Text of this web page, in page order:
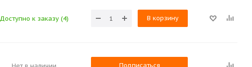
Доступно к заказу (4) В корзину
Подписаться